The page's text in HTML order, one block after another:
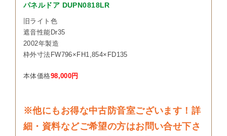
パネルドア DUPN0818LR
旧ライト色
遮音性能Dr35
2002年製造
枠外寸法FW796×FH1,854×FD135
本体価格98,000円
※他にもお得な中古防音室ございます！詳
細・資料などご希望の方はお問い合せ下さ